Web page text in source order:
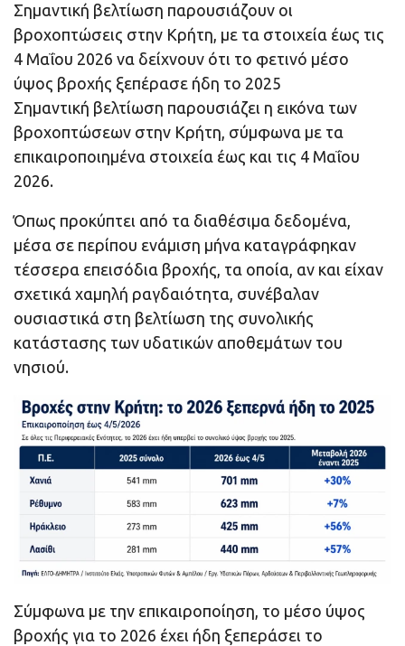
Σημαντική βελτίωση παρουσιάζουν οι
βροχοπτώσεις στην Κρήτη, με τα στοιχεία έως τις
4 Μαΐου 2026 να δείχνουν ότι το φετινό μέσο
ύψος βροχής ξεπέρασε ήδη το 2025
Σημαντική βελτίωση παρουσιάζει η εικόνα των
βροχοπτώσεων στην Κρήτη, σύμφωνα με τα
επικαιροποιημένα στοιχεία έως και τις 4 Μαΐου
2026.
Όπως προκύπτει από τα διαθέσιμα δεδομένα,
μέσα σε περίπου ενάμιση μήνα καταγράφηκαν
τέσσερα επεισόδια βροχής, τα οποία, αν και είχαν
σχετικά χαμηλή ραγδαιότητα, συνέβαλαν
ουσιαστικά στη βελτίωση της συνολικής
κατάστασης των υδατικών αποθεμάτων του
νησιού.
Σύμφωνα με την επικαιροποίηση, το μέσο ύψος
βροχής για το 2026 έχει ήδη ξεπεράσει το